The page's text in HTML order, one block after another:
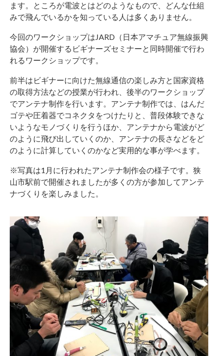
ます。ところが電波とはどのようなもので、どんな仕組
みで飛んでいるかを知っている人は多くありません。
今回のワークショップはJARD（日本アマチュア無線振興
協会）が開催するビギナーズセミナーと同時開催で行わ
れるワークショップです。
前半はビギナーに向けた無線通信の楽しみ方と国家資格
の取得方法などの授業が行われ、後半のワークショップ
でアンテナ制作を行います。アンテナ制作では、はんだ
ゴテや圧着器でコネクタをつけたりと、普段体験できな
いようなモノづくりを行うほか、アンテナから電波がど
のように飛び出していくのか、アンテナの長さなどをど
のように計算していくのかなど実用的な事が学べます。
※写真は1月に行われたアンテナ制作会の様子です。狭
山市駅前で開催されましたが多くの方が参加してアンテ
ナづくりを楽しみました。